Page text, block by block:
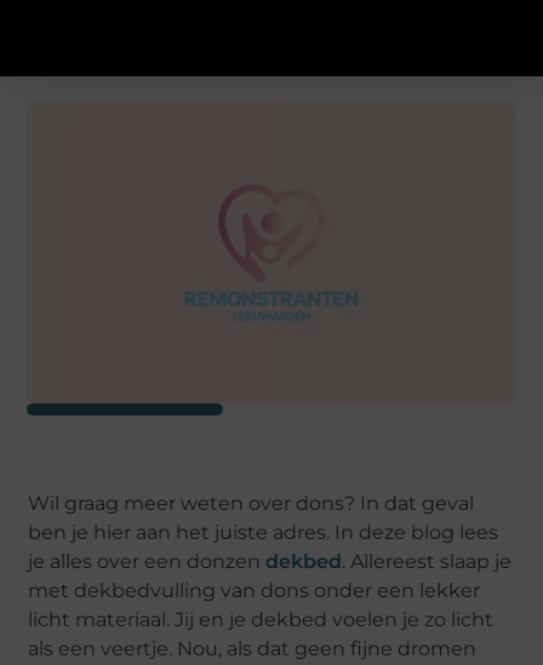
Wil graag meer weten over dons? In dat geval
ben je hier aan het juiste adres. In deze blog lees
je alles over een donzen dekbed . Allereest slaap je
met dekbedvulling van dons onder een lekker
licht materiaal. Jij en je dekbed voelen je zo licht
als een veertje. Nou, als dat geen fijne dromen